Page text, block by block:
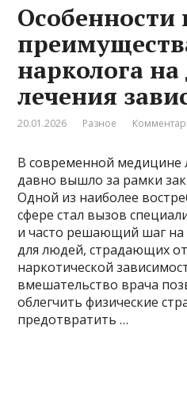
Особенности
нарколога
лечения
20.01.2026 Разное
В современной медицине
давно вышло за рамки
Одной из наиболее
сфере стал вызов
и часто решающий шаг
для людей, страдающих
наркотической
вмешательство врача
облегчить физические
предотвратить …